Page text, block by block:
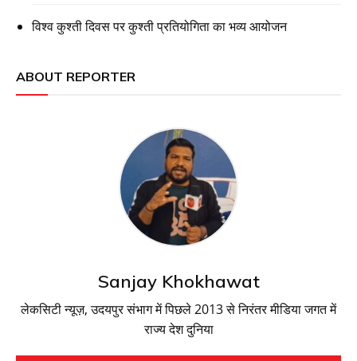
विश्व कुश्ती दिवस पर कुश्ती प्रतियोगिता का भव्य आयोजन
ABOUT REPORTER
Sanjay Khokhawat
लेकसिटी न्यूज़, उदयपुर संभाग में पिछले 2013 से निरंतर मीडिया जगत में
राज्य देश दुनिया